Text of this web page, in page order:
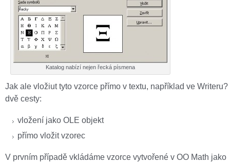
Katalog nabízí nejen řecká písmena
Jak ale vložiut tyto vzorce přímo v textu, například ve
dvě cesty:
vložení jako OLE objekt
přímo vložit vzorec
V prvním případě vkládáme vzorce vytvořené v OO Math jako